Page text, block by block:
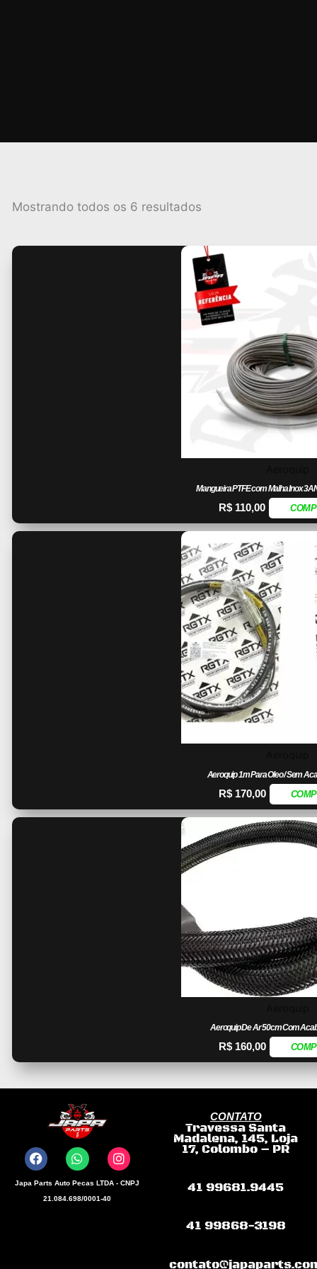
Mostrando todos os 6 resultados
popularidade
Mangueira PTFE com Malha Inox
R$ 110,00
Aeroquip 1m Para Oleo / Sem
R$170,00
Aeroquip De Ar 50cm Com
R$160,00
a
c
e
b
W
h
a
t
s
a
n
s
t
a
Japa Parts Auto Pecas LTDA - CNPJ
21.084.698/0001-40
CONTATO
Travessa Santa
Madalena, 145, Loja
17, Colombo – PR
41 99681.9445
41 99868-3198